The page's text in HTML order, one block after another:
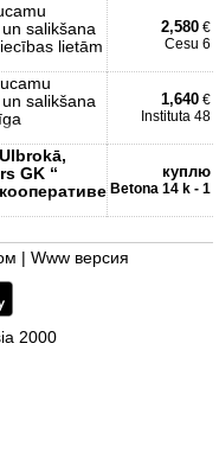
salikšana
lietām
2,580 €
Cesu 6
salikšana
1,640 €
Instituta 48
GK “
куплю
Betona 14 k - 1
Www версия
2000